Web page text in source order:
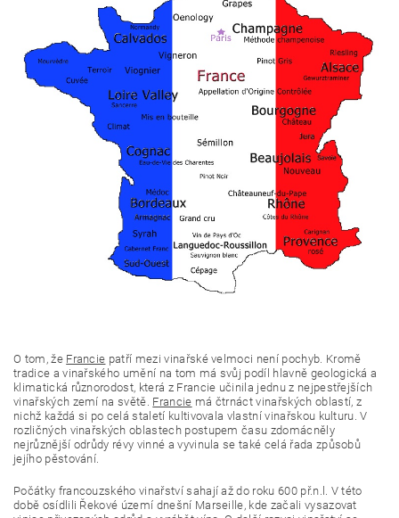
O tom, že Francie patří mezi vinařské velmoci není pochyb. Kromě
tradice a vinařského umění na tom má svůj podíl hlavně geologická a
klimatická různorodost, která z Francie učinila jednu z nejpestřejších
vinařských zemí na světě. Francie má čtrnáct vinařských oblastí, z
nichž každá si po celá staletí kultivovala vlastní vinařskou kulturu. V
rozličných vinařských oblastech postupem času zdomácněly
nejrůznější odrůdy révy vinné a vyvinula se také celá řada způsobů
jejího pěstování.
Počátky francouzského vinařství sahají až do roku 600 př.n.l. V této
době osídlili Řekové území dnešní Marseille, kde začali vysazovat